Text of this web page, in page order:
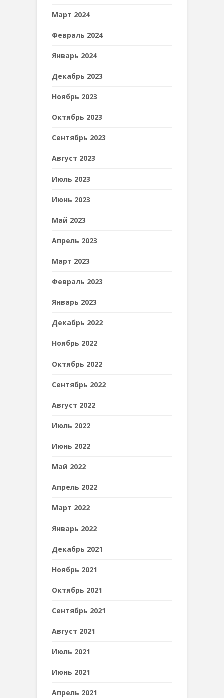
Март 2024
Февраль 2024
Январь 2024
Декабрь 2023
Ноябрь 2023
Октябрь 2023
Сентябрь 2023
Август 2023
Июль 2023
Июнь 2023
Май 2023
Апрель 2023
Март 2023
Февраль 2023
Январь 2023
Декабрь 2022
Ноябрь 2022
Октябрь 2022
Сентябрь 2022
Август 2022
Июль 2022
Июнь 2022
Май 2022
Апрель 2022
Март 2022
Январь 2022
Декабрь 2021
Ноябрь 2021
Октябрь 2021
Сентябрь 2021
Август 2021
Июль 2021
Июнь 2021
Апрель 2021